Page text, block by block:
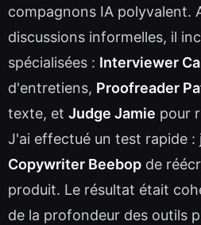
compagnons IA polyvalent.
discussions informelles, il
spécialisées : Interviewer
d'entretiens, Proofreader
texte, et Judge Jamie pour
J'ai effectué un test rapide :
Copywriter Beebop de
produit. Le résultat était
de la profondeur des outils